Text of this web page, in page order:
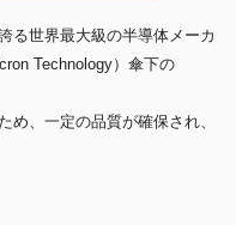
る世界最大級の半導体メーカ
Technology）傘下の
め、一定の品質が確保され、